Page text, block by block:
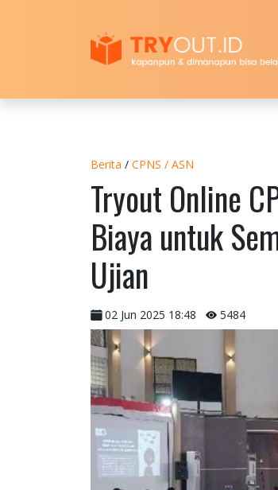
Berita / CPNS / ASN
Tryout Online
Biaya untuk
Ujian
02 Jun 2025 18:48 5484